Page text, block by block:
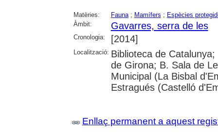
Matèries: Fauna; Mamífers ; Espècies
Àmbit:
Gavarres, serra de les
Cronologia: [2014]
Localització: Biblioteca de
de Girona; B. Sala de
Municipal (La Bisbal
Estragués (Castelló
Enllaç permanent a aquest